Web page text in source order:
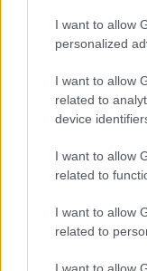
I want to allow
personalized
I want to allow
related to
device
I want to allow
related to
I want to allow
related to
Banche,
diEnrico
2 Gennaio